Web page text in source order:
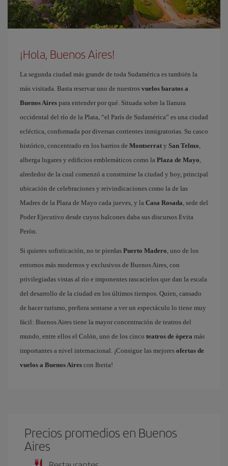
¡Hola, Buenos Aires!
La segunda ciudad más grande de toda Sudamérica es también la
más visitada. Basta reservar uno de nuestros vuelos baratos a
Buenos Aires para entender por qué. Situada sobre la llanura
occidental del río de la Plata, “el París de Sudamérica” es una ciudad
ecléctica, conformada por diversas corrientes inmigratorias. Su casco
histórico, concentrado en los barrios de Montserrat y San Telmo,
alberga lugares y edificios emblemáticos como la Plaza de Mayo,
alrededor de la cual comenzó a construirse la ciudad y hoy, principal
ubicación de celebraciones y reivindicaciones como la de las
Madres de la Plaza de Mayo cada jueves, y la Casa Rosada, sede del
Poder Ejecutivo desde cuyos balcones daba sus discursos Evita
Perón.
Si quieres sofisticación, no te pierdas Puerto Madero, uno de los
entornos más modernos y exclusivos de Buenos Aires, con
privilegiadas vistas al río e imponentes rascacielos que dan la escala
del desarrollo de la ciudad en los últimos tiempos. Quien, cansado
de hacer turismo, prefiera sentarse a ver un espectáculo lo tiene muy
fácil: Buenos Aires tiene la mayor concentración de teatros del
mundo, entre ellos el Colón, uno de los cinco teatros de ópera más
importantes a nivel internacional. ¡Consigue las mejores ofertas de
vuelos a Buenos Aires con Iberia!
Precios promedios en Buenos
Aires